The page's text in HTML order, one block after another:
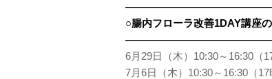
○腸内フローラ改善1DAY講座
6月29日（木）10:30～16:30（
7月6日（木）10:30～16:30（